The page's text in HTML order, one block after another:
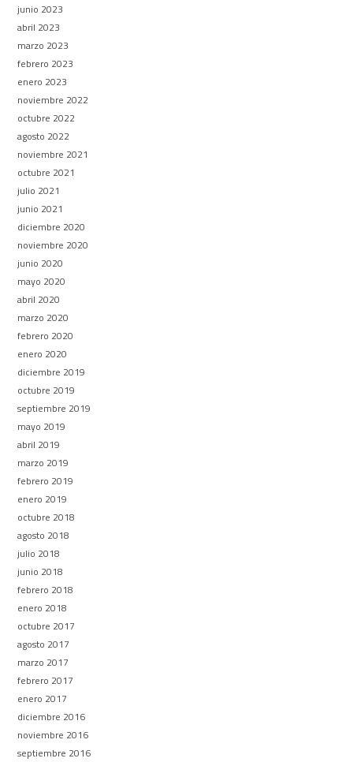
junio 2023
abril 2023
marzo 2023
febrero 2023
enero 2023
noviembre 2022
octubre 2022
agosto 2022
noviembre 2021
octubre 2021
julio 2021
junio 2021
diciembre 2020
noviembre 2020
junio 2020
mayo 2020
abril 2020
marzo 2020
febrero 2020
enero 2020
diciembre 2019
octubre 2019
septiembre 2019
mayo 2019
abril 2019
marzo 2019
febrero 2019
enero 2019
octubre 2018
agosto 2018
julio 2018
junio 2018
febrero 2018
enero 2018
octubre 2017
agosto 2017
marzo 2017
febrero 2017
enero 2017
diciembre 2016
noviembre 2016
septiembre 2016